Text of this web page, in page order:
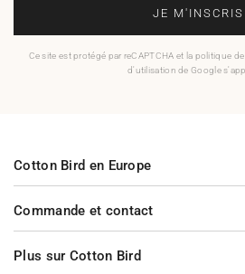
JE M'INSCRIS
Ce site est protégé par reCAPTCHA et la politique de
d'utilisation de Google
Commande et contact
Plus sur Cotton Bird
Cotton Bird en Europe